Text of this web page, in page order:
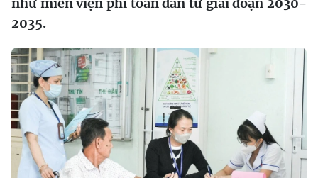
2035.